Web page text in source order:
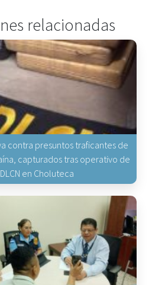
relacionadas
contra presuntos traficantes de
capturados tras operativo de
en Choluteca